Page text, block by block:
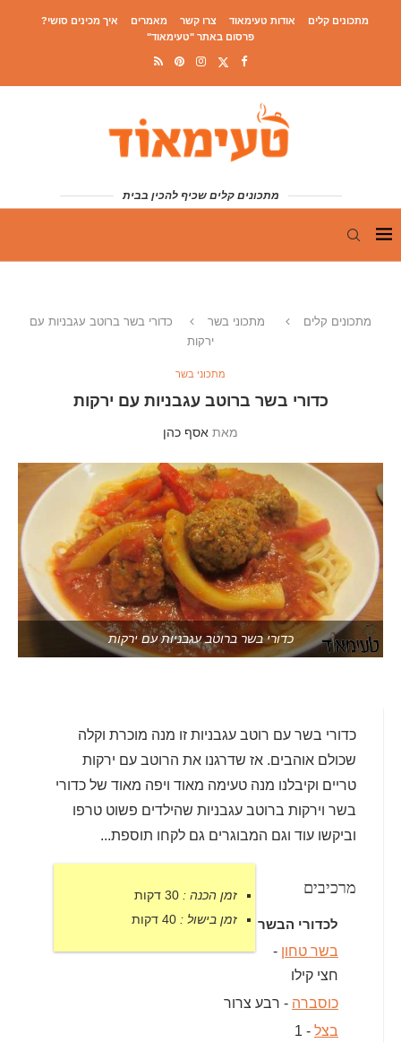
מתכונים קלים אודות טעימאוד צרו קשר מאמרים
איך מכינים סושי?
פרסום באתר "טעימאוד"
מתכונים קלים שכיף להכין בבית
מתכונים קלים מתכוני בשר
כדורי בשר ברוטב עגבניות עם
ירקות
מתכוני בשר
כדורי בשר ברוטב עגבניות עם ירקות
מאת אסף כהן
כדורי בשר ברוטב עגבניות עם ירקות
כדורי בשר עם רוטב עגבניות זו מנה מוכרת וקלה
שכולם אוהבים. אז שדרגנו את הרוטב עם ירקות
טריים וקיבלנו מנה טעימה מאוד ויפה מאוד של כדורי
בשר וירקות ברוטב עגבניות שהילדים פשוט טרפו
וביקשו עוד וגם המבוגרים גם לקחו תוספת...
זמן הכנה : 30 דקות
זמן בישול : 40 דקות
מרכיבים
לכדורי הבשר
בשר טחון -
חצי קילו
כוסברה - רבע צרור
בצל - 1